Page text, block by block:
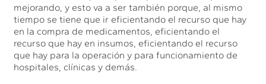
mejorando, y esto va a ser también porque, al mismo
tiempo se tiene que ir eficientando el recurso que hay
en la compra de medicamentos, eficientando el
recurso que hay en insumos, eficientando el recurso
que hay para la operación y para funcionamiento de
hospitales, clínicas y demás.